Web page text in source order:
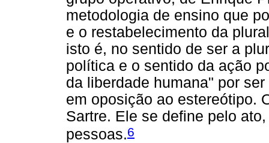
metodologia de ensino que
e o restabelecimento da
isto é, no sentido de ser a
política e o sentido da ação
da liberdade humana" por
em oposição ao estereótipo.
Sartre. Ele se define pelo
pessoas.6